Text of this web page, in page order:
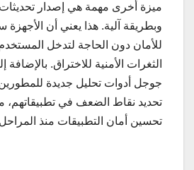
ميزة أخرى مهمة هي إصدار
وبطريقة آلية. هذا يعني أن
للأمان دون الحاجة لتدخل
الثغرات الأمنية للاختراق.
جوجل أدوات تحليل جديدة
تحديد نقاط الضعف في تطبيقاتهم،
تحسين أمان التطبيقات منذ المراحل